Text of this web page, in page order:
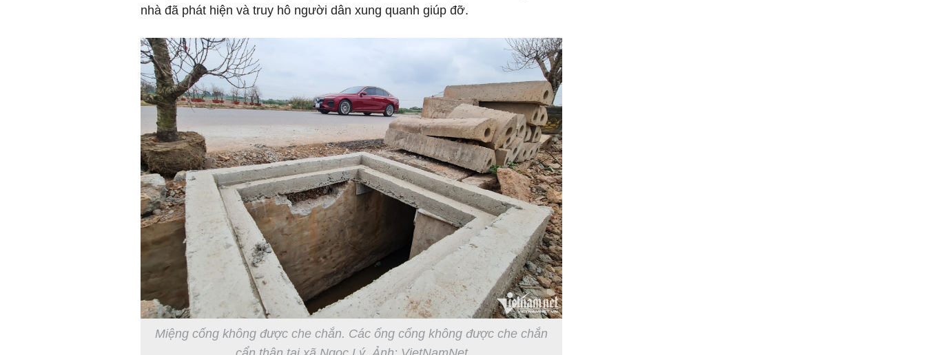
nhà đã phát hiện và truy hô người dân xung quanh giúp đỡ.
Miệng cống không được che chắn. Các ống cống không được che chắn